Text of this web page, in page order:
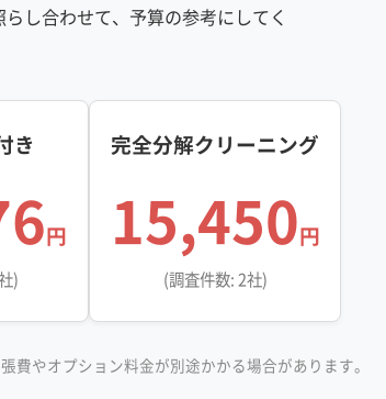
し合わせて、予算の参考にしてく
き
円
)
完全分解クリーニング
15,450円
(調査件数: 2社)
費やオプション料金が別途かかる場合があります。